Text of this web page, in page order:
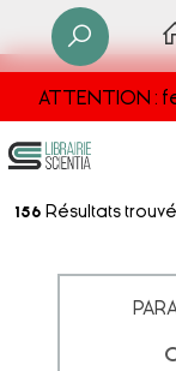
ATTENTION :
156 Résultats